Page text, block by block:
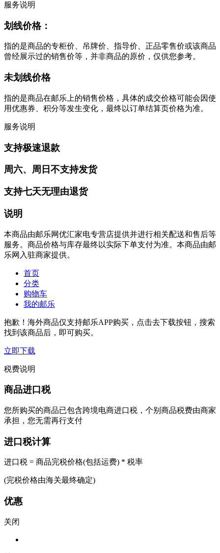
服务说明
划线价格：
指的是商品的专柜价、吊牌价、指导价、正品零售价或该商品
曾经展示过的销售价等，并非商品的原价，仅供您参考。
未划线价格
指的是商品在邮乐上的销售价格，具体的成交价格可能会因使
用优惠券、积分等发生变化，最终以订单结算页价格为准。
服务说明
支持极速退款
周六、周日不支持发货
支持七天无理由退货
说明
本商品由邮乐网优汇家电专营店提供并进行相关配送和售后等
服务。商品价格与库存最终以实际下单支付为准。本商品由邮
乐网入驻商家提供。
首页
分类
购物车
我的邮乐
抱歉！海外商品仅支持邮乐APP购买，点击去下载按钮，搜索
找到该商品后，即可购买。
立即下载
税费说明
商品进口税
您所购买的商品已包含跨境电商进口税，个别商品税费由商家
承担，您无需再行支付
进口税计算
进口税 = 商品完税价格(包括运费) * 税率
(完税价格由海关最终确定)
优惠
关闭